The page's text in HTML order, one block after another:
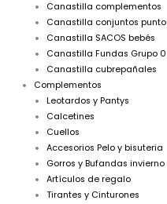
Canastilla complementos
Canastilla conjuntos punto
Canastilla SACOS bebés
Canastilla Fundas Grupo 0
Canastilla cubrepañales
Complementos
Leotardos y Pantys
Calcetines
Cuellos
Accesorios Pelo y bisuteria
Gorros y Bufandas invierno
Artículos de regalo
Tirantes y Cinturones